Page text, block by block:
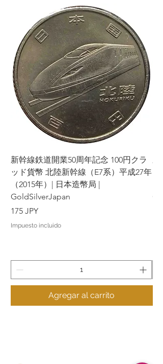
新幹線鉄道開業50周年記念 100円クラ
ッド貨幣 北陸新幹線（E7系）平成27年
（2015年）| 日本造幣局 |
GoldSilverJapan
Precio
175 JPY
Impuesto incluido
Agregar al carrito